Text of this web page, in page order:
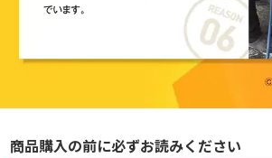
商品購入の前に必ずお読みください